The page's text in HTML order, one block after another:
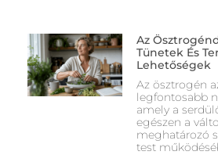
Az
Tünetek És
Lehetőségek
Az ösztrogén
legfontosabb
amely a
egészen a
meghatározó
test